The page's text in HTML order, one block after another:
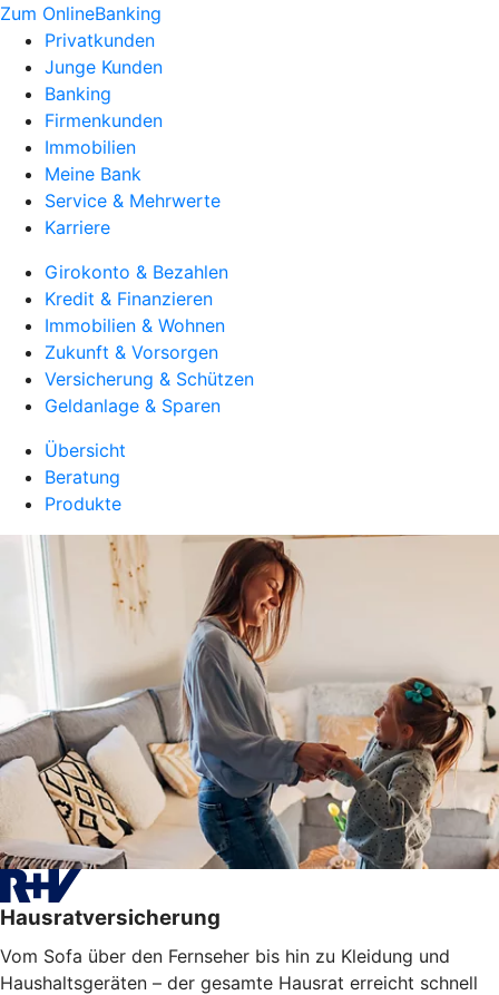
Zum OnlineBanking
Privatkunden
Junge Kunden
Banking
Firmenkunden
Immobilien
Meine Bank
Service & Mehrwerte
Karriere
Girokonto & Bezahlen
Kredit & Finanzieren
Immobilien & Wohnen
Zukunft & Vorsorgen
Versicherung & Schützen
Geldanlage & Sparen
Übersicht
Beratung
Produkte
Hausratversicherung
Vom Sofa über den Fernseher bis hin zu Kleidung und
Haushaltsgeräten – der gesamte Hausrat erreicht schnell